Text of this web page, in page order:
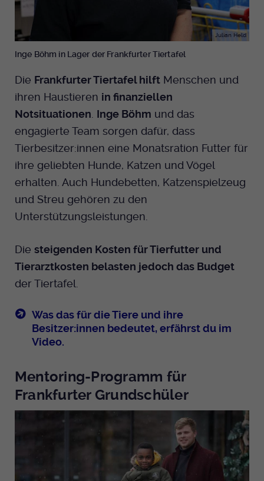
Julian Held
Inge Böhm in Lager der Frankfurter Tiertafel
Die Frankfurter Tiertafel hilft Menschen und
ihren Haustieren in finanziellen
Notsituationen. Inge Böhm und das
engagierte Team sorgen dafür, dass
Tierbesitzer:innen eine Monatsration Futter für
ihre geliebten Hunde, Katzen und Vögel
erhalten. Auch Hundebetten, Katzenspielzeug
und Streu gehören zu den
Unterstützungsleistungen.
Die steigenden Kosten für Tierfutter und
Tierarztkosten belasten jedoch das Budget
der Tiertafel.
Was das für die Tiere und ihre
Besitzer:innen bedeutet, erfährst du im
Video.
Mentoring-Programm für
Frankfurter Grundschüler